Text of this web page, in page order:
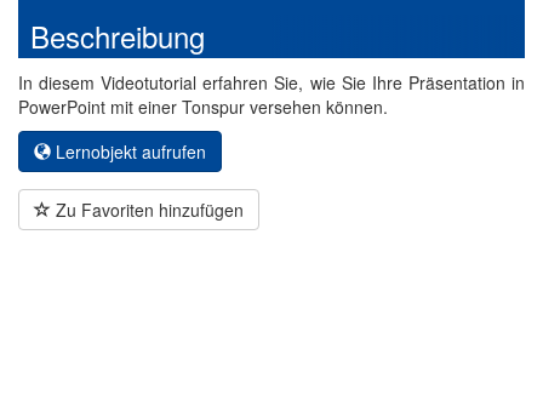
Beschreibung
In diesem Videotutorial erfahren Sie, wie Sie Ihre Präsentation in
PowerPoint mit einer Tonspur versehen können.
Lernobjekt aufrufen
Zu Favoriten hinzufügen